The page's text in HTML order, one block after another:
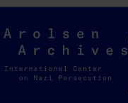
Arolsen
Archives